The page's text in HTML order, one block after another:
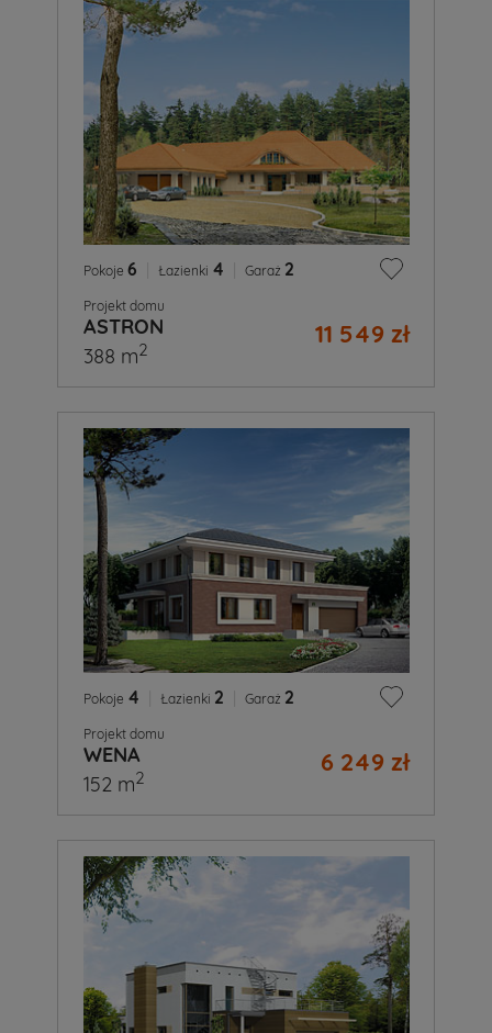
Pokoje 6 Łazienki 4 Garaż 2
Projekt domu
ASTRON 11 549 zł
388 m2
Pokoje 4 Łazienki 2 Garaż 2
Projekt domu
WENA 6 249 zł
152 m2